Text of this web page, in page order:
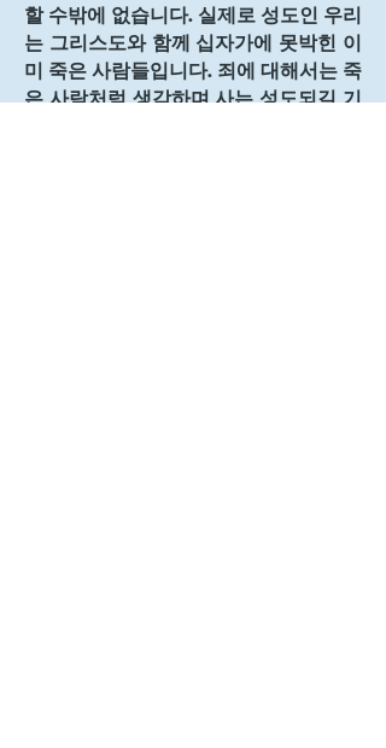
할 수밖에 없습니다. 실제로 성도인 우리
는 그리스도와 함께 십자가에 못박힌 이
미 죽은 사람들입니다. 죄에 대해서는 죽
은 사람처럼 생각하며 사는 성도되길 기